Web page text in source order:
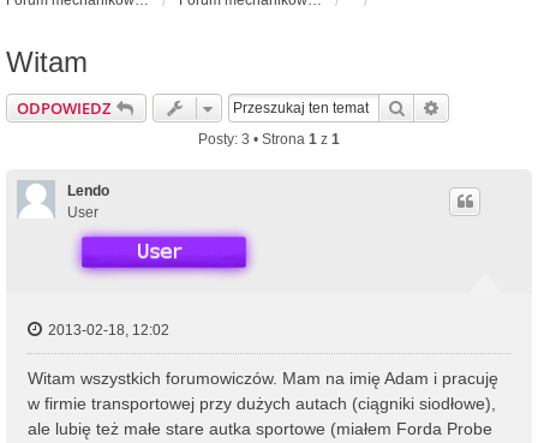
Witam
ODPOWIEDZ Szukaj
Posty: 3 • Strona 1 z 1
Lendo
User
2013-02-18, 12:02
Witam wszystkich forumowiczów. Mam na imię Adam i pracuję
w firmie transportowej przy dużych autach (ciągniki siodłowe),
ale lubię też małe stare autka sportowe (miałem Forda Probe